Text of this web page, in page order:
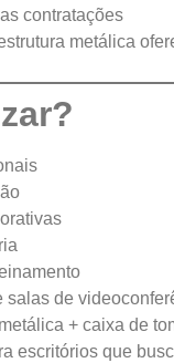
contratações
metálica
salas de
+ caixa de
escritórios que